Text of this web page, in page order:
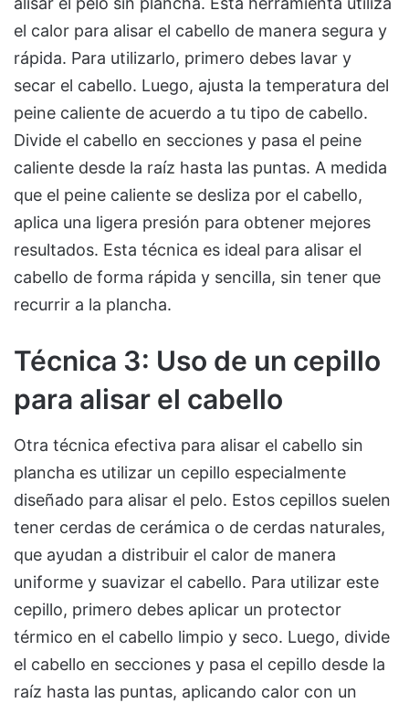
el calor para alisar el cabello de manera segura y
rápida. Para utilizarlo, primero debes lavar y
secar el cabello. Luego, ajusta la temperatura del
peine caliente de acuerdo a tu tipo de cabello.
Divide el cabello en secciones y pasa el peine
caliente desde la raíz hasta las puntas. A medida
que el peine caliente se desliza por el cabello,
aplica una ligera presión para obtener mejores
resultados. Esta técnica es ideal para alisar el
cabello de forma rápida y sencilla, sin tener que
recurrir a la plancha.
Técnica 3: Uso de un cepillo
para alisar el cabello
Otra técnica efectiva para alisar el cabello sin
plancha es utilizar un cepillo especialmente
diseñado para alisar el pelo. Estos cepillos suelen
tener cerdas de cerámica o de cerdas naturales,
que ayudan a distribuir el calor de manera
uniforme y suavizar el cabello. Para utilizar este
cepillo, primero debes aplicar un protector
térmico en el cabello limpio y seco. Luego, divide
el cabello en secciones y pasa el cepillo desde la
raíz hasta las puntas, aplicando calor con un